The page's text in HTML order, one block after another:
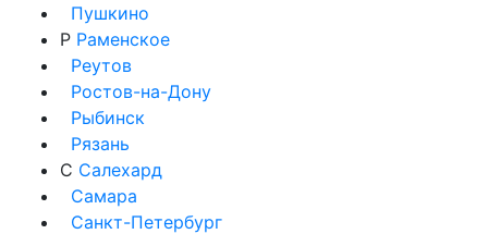
Пушкино
Р Раменское
Реутов
Ростов-на-Дону
Рыбинск
Рязань
С Салехард
Самара
Санкт-Петербург